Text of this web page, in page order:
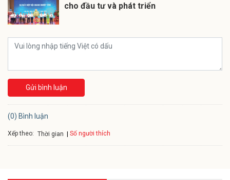
cho đầu tư và phát triển
Gửi bình luận
(0) Bình luận
Xếp theo: Thời gian Số người thích